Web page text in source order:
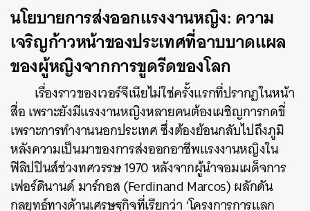
นโยบายการส่งออกแรงงานหญิง: ความ
เจริญก้าวหน้าของประเทศที่อาบบาดแผล
ของผู้หญิงจากการขูดรีดของโลก
เรื่องราวของเวอร์จีเนียไม่ใช่ครั้งแรกที่ปรากฏในหน้า
สื่อ เพราะยังมีแรงงานหญิงหลายคนต้องเผชิญการกดขี่
เพราะการทำงานนอกประเทศ ซึ่งต้องย้อนกลับไปถึงภูมิ
หลังความเป็นมาของการส่งออกอาชีพแรงงานหญิงใน
ฟิลิปปินส์ช่วงทศวรรษ 1970 หลังจากผู้นำจอมเผด็จการ
เฟอร์ดินานด์ มาร์กอส (Ferdinand Marcos) ผลักดัน
กลยุทธ์ทางด้านเศรษฐกิจที่เรียกว่า ‘โครงการการแลก